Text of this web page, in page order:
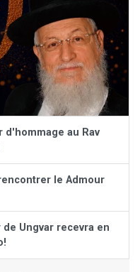
d'hommage au Rav
le Admour
de Ungvar recevra en